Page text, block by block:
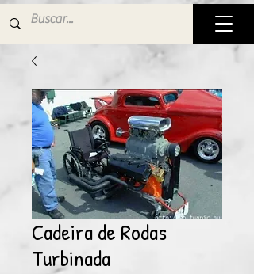
Cadeira de Rodas
Turbinada